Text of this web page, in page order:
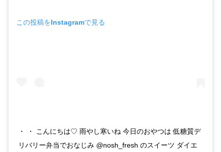
この投稿をInstagramで見る
・ ・ こんにちは♡ 雨やし寒いね 今日のおやつは 低糖質デ
リバリー弁当でおなじみ @nosh_fresh のスイーツ ダイエ